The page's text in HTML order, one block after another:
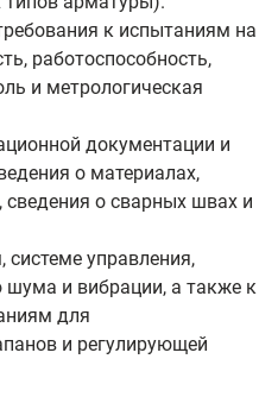
к испытаниям на
работоспособность,
и метрологическая
документации и
о материалах,
сведения о сварных швах и
управления,
шума и вибрации, а также к
для
и регулирующей